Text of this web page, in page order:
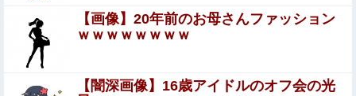
らせてしまうｗｗｗｗｗｗ
【終了？】高市フィーバー、一転して”高市ショック”へ…
支持率も市場も急降下ｗｗｗｗｗｗｗｗ
【動画】日本の美女アイドル、海外イベントでエロす
【画像】20年前のお母さんファッション
ｗｗｗｗｗｗｗｗ
【闇深画像】16歳アイドルのオフ会の光